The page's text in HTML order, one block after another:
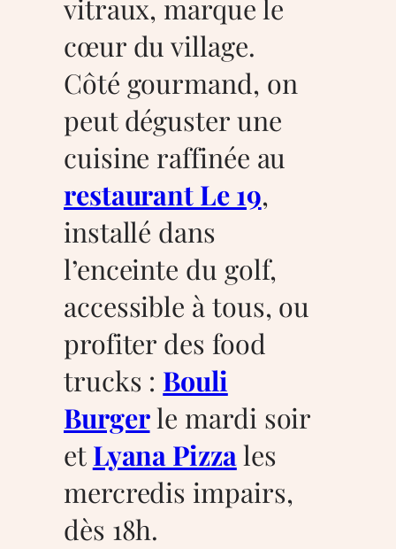
vitraux, marque le
cœur du village.
Côté gourmand, on
peut déguster une
cuisine raffinée au
restaurant Le 19,
installé dans
l’enceinte du golf,
accessible à tous, ou
profiter des food
trucks : Bouli
Burgerle mardi soir
etLyana Pizzales
mercredis impairs,
dès 18h.